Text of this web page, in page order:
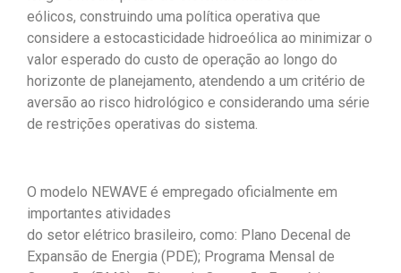
eólicos, construindo uma política operativa que
considere a estocasticidade hidroeólica ao minimizar o
valor esperado do custo de operação ao longo do
horizonte de planejamento, atendendo a um critério de
aversão ao risco hidrológico e considerando uma série
de restrições operativas do sistema.
O modelo NEWAVE é empregado oficialmente em
importantes atividades
do setor elétrico brasileiro, como: Plano Decenal de
Expansão de Energia (PDE); Programa Mensal de